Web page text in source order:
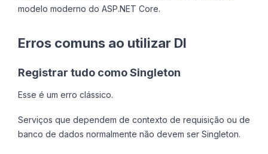
modelo moderno do ASP.NET Core.
Erros comuns ao utilizar DI
Registrar tudo como Singleton
Esse é um erro clássico.
Serviços que dependem de contexto de requisição ou de
banco de dados normalmente não devem ser Singleton.